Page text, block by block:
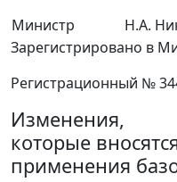
Министр
Н.А.
Зарегистрировано в
Регистрационный №
Изменения,
которые
применения